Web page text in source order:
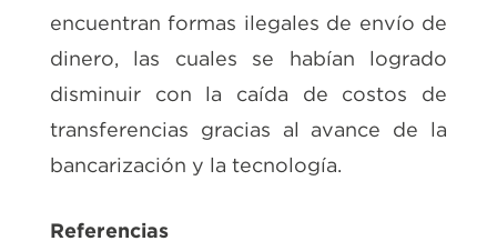
encuentran formas ilegales de envío de
dinero, las cuales se habían logrado
disminuir con la caída de costos de
transferencias gracias al avance de la
bancarización y la tecnología.
Referencias